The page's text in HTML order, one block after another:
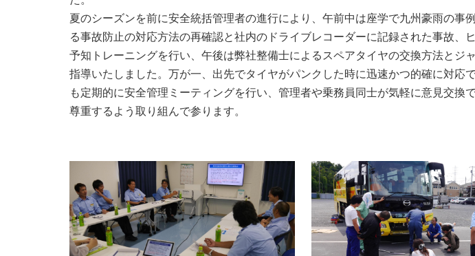
夏のシーズンを前に安全統括管理者の進行により、午前中は座学で九州豪雨の事
る事故防止の対応方法の再確認と社内のドライブレコーダーに記録された事故、
予知トレーニングを行い、午後は弊社整備士によるスペアタイヤの交換方法とジ
指導いたしました。万が一、出先でタイヤがパンクした時に迅速かつ的確に対応
も定期的に安全管理ミーティングを行い、管理者や乗務員同士が気軽に意見交換
尊重するよう取り組んで参ります。